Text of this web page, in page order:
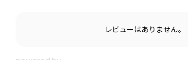
レビューはありません。